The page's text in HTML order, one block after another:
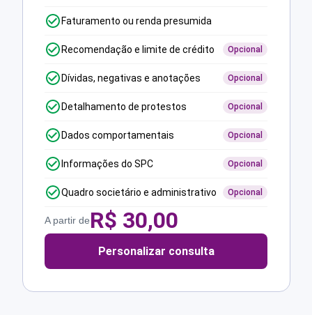
Faturamento ou renda presumida
Recomendação e limite de crédito Opcional
Dívidas, negativas e anotações Opcional
Detalhamento de protestos Opcional
Dados comportamentais Opcional
Informações do SPC Opcional
Quadro societário e administrativo Opcional
A partir deR$ 30,00
Personalizar consulta